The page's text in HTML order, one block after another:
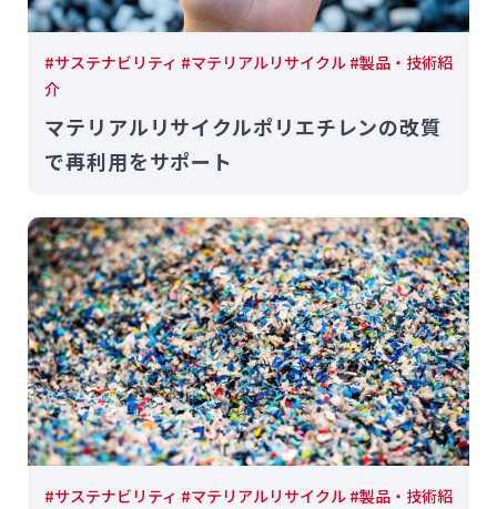
#サステナビリティ #マテリアルリサイクル #製品・技術紹
介
マテリアルリサイクルポリエチレンの改質
で再利用をサポート
#サステナビリティ #マテリアルリサイクル #製品・技術紹